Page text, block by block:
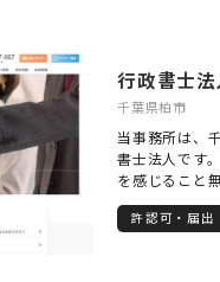
死後事務の依
きなど、一般
おります。お
千葉県柏市
当事務所は、
書士法人です
を感じること
行しています
の際には、丁
許認可・届出